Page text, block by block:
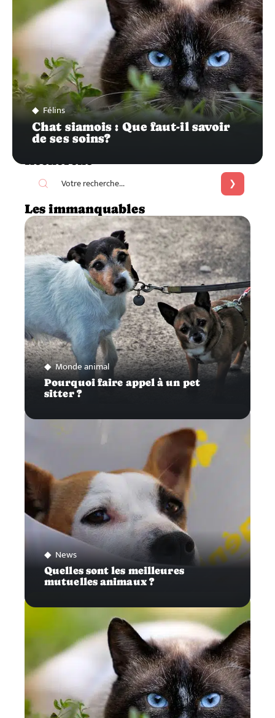
Félins
Chat siamois : Que faut-il savoir
de ses soins?
Les immanquables
Monde animal
Pourquoi faire appel à un pet
sitter ?
News
Quelles sont les meilleures
mutuelles animaux ?